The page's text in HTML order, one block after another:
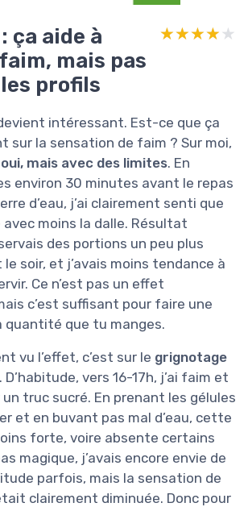
ça aide à
mais pas
profils
★★★★★
★★★★★
intéressant. Est-ce que ça
sur la sensation de faim ? Sur moi,
oui, mais avec des limites. En
environ 30 minutes avant le repas
d’eau, j’ai clairement senti que
avec moins la dalle. Résultat
des portions un peu plus
soir, et j’avais moins tendance à
Ce n’est pas un effet
c’est suffisant pour faire une
quantité que tu manges.
vu l’effet, c’est sur le grignotage
. D’habitude, vers 16-17h, j’ai faim et
truc sucré. En prenant les gélules
et en buvant pas mal d’eau, cette
forte, voire absente certains
magique, j’avais encore envie de
parfois, mais la sensation de
clairement diminuée. Donc pour